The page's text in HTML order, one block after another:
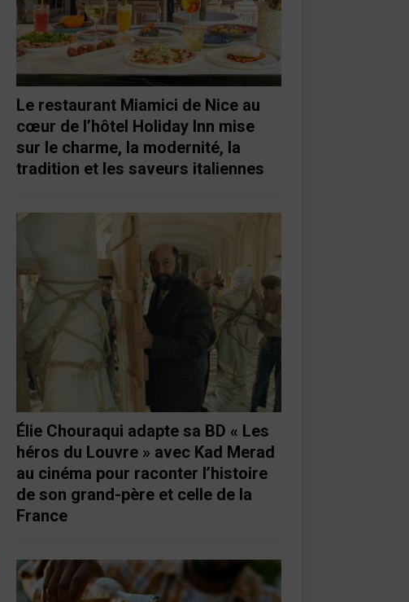
Le restaurant Miamici de Nice au
cœur de l’hôtel Holiday Inn mise
sur le charme, la modernité, la
tradition et les saveurs italiennes
Élie Chouraqui adapte sa BD « Les
héros du Louvre » avec Kad Merad
au cinéma pour raconter l’histoire
de son grand-père et celle de la
France